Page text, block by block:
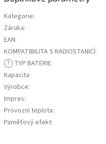
Kategorie:
Záruka:
EAN:
KOMPATIBILITA S RADIOSTANICÍ:
? TYP BATERIE:
Kapacita:
Výrobce:
Impres:
Provozní teplota:
Paměťový efekt: